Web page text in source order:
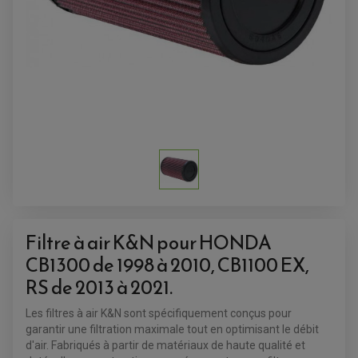
SUPPORT ANTIVOL
ACCESSOIRES QUAD
ACCESSOIRES ANODISES POUR QUAD
Filtre à air K&N pour HONDA
CB1300 de 1998 à 2010, CB1100 EX,
RS de 2013 à 2021.
Les filtres à air K&N sont spécifiquement conçus pour
garantir une filtration maximale tout en optimisant le débit
d'air. Fabriqués à partir de matériaux de haute qualité et